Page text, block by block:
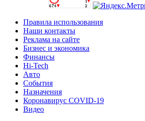
Правила использования
Наши контакты
Реклама на сайте
Бизнес и экономика
Финансы
Hi-Tech
Авто
События
Назначения
Коронавирус COVID-19
Видео